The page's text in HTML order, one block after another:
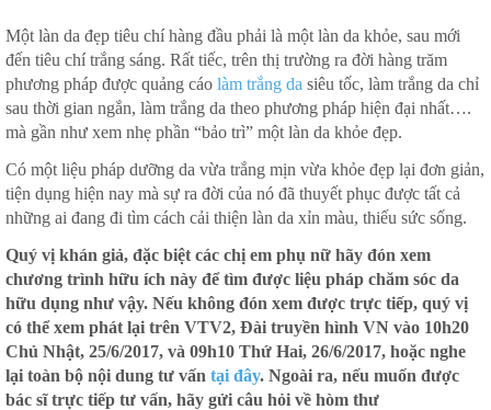
Một làn da đẹp tiêu chí hàng đầu phải là một làn da khỏe, sau mới
đến tiêu chí trắng sáng. Rất tiếc, trên thị trường ra đời hàng trăm
phương pháp được quảng cáo làm trắng da siêu tốc, làm trắng da chỉ
sau thời gian ngắn, làm trắng da theo phương pháp hiện đại nhất….
mà gần như xem nhẹ phần “bảo trì” một làn da khỏe đẹp.
Có một liệu pháp dưỡng da vừa trắng mịn vừa khỏe đẹp lại đơn giản,
tiện dụng hiện nay mà sự ra đời của nó đã thuyết phục được tất cả
những ai đang đi tìm cách cải thiện làn da xỉn màu, thiếu sức sống.
Quý vị khán giả, đặc biệt các chị em phụ nữ hãy đón xem
chương trình hữu ích này để tìm được liệu pháp chăm sóc da
hữu dụng như vậy. Nếu không đón xem được trực tiếp, quý vị
có thể xem phát lại trên VTV2, Đài truyền hình VN vào 10h20
Chủ Nhật, 25/6/2017, và 09h10 Thứ Hai, 26/6/2017, hoặc nghe
lại toàn bộ nội dung tư vấn tại đây. Ngoài ra, nếu muốn được
bác sĩ trực tiếp tư vấn, hãy gửi câu hỏi về hòm thư